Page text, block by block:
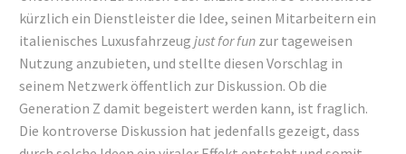
kürzlich ein Dienstleister die Idee, seinen Mitarbeitern ein
italienisches Luxusfahrzeug just for fun zur tageweisen
Nutzung anzubieten, und stellte diesen Vorschlag in
seinem Netzwerk öffentlich zur Diskussion. Ob die
Generation Z damit begeistert werden kann, ist fraglich.
Die kontroverse Diskussion hat jedenfalls gezeigt, dass